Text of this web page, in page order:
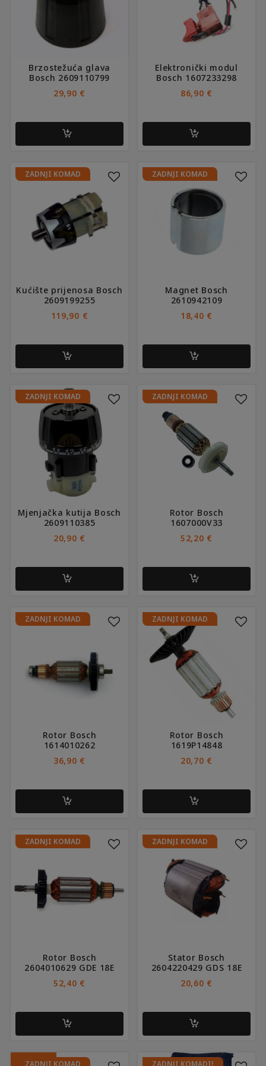
Brzostežuća glava
Bosch 2609110799
29,90 €
Elektronički modul
Bosch 1607233298
86,90 €
Kućište prijenosa Bosch
2609199255
ZADNJI KOMAD
119,90 €
Magnet Bosch
2610942109
ZADNJI KOMAD
18,40 €
Mjenjačka kutija Bosch
2609110385
ZADNJI KOMAD
20,90 €
Rotor Bosch
1607000V33
ZADNJI KOMAD
52,20 €
Rotor Bosch
1614010262
ZADNJI KOMAD
36,90 €
Rotor Bosch
1619P14848
ZADNJI KOMAD
20,70 €
Rotor Bosch
2604010629 GDE 18E
ZADNJI KOMAD
52,40 €
Stator Bosch
2604220429 GDS 18E
ZADNJI KOMAD
20,60 €
ZADNJI KOMAD
AKCIJA! ZADNJI KOMADI!
Ovaj